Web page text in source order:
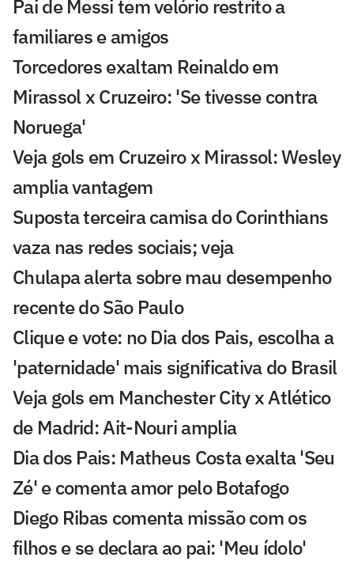
Pai de Messi tem velório restrito a
familiares e amigos
Torcedores exaltam Reinaldo em
Mirassol x Cruzeiro: 'Se tivesse contra
Noruega'
Veja gols em Cruzeiro x Mirassol: Wesley
amplia vantagem
Suposta terceira camisa do Corinthians
vaza nas redes sociais; veja
Chulapa alerta sobre mau desempenho
recente do São Paulo
Clique e vote: no Dia dos Pais, escolha a
'paternidade' mais significativa do Brasil
Veja gols em Manchester City x Atlético
de Madrid: Ait-Nouri amplia
Dia dos Pais: Matheus Costa exalta 'Seu
Zé' e comenta amor pelo Botafogo
Diego Ribas comenta missão com os
filhos e se declara ao pai: 'Meu ídolo'